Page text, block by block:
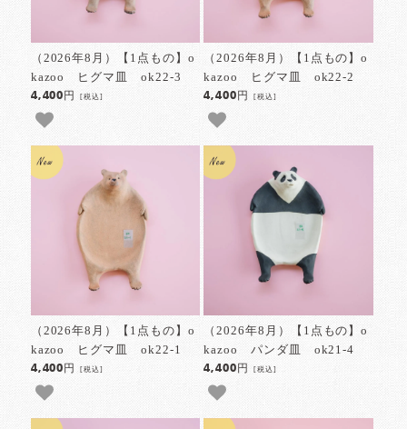
（2026年8月）【1点もの】o
kazoo ヒグマ皿 ok22-3
4,400円[税込]
（2026年8月）【1点もの】o
kazoo ヒグマ皿 ok22-2
4,400円 [税込]
（2026年8月）【1点もの】o
kazoo ヒグマ皿 ok22-1
4,400円[税込]
（2026年8月）【1点もの】o
kazoo パンダ皿 ok21-4
4,400円 [税込]